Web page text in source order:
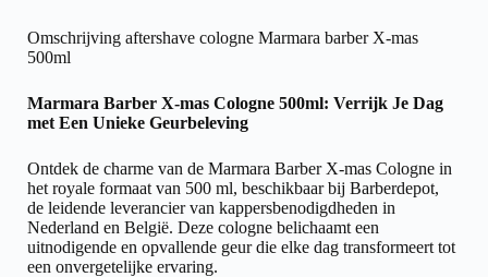
Omschrijving aftershave cologne Marmara barber X-mas
500ml
Marmara Barber X-mas Cologne 500ml: Verrijk Je Dag
met Een Unieke Geurbeleving
Ontdek de charme van de Marmara Barber X-mas Cologne in
het royale formaat van 500 ml, beschikbaar bij Barberdepot,
de leidende leverancier van kappersbenodigdheden in
Nederland en België. Deze cologne belichaamt een
uitnodigende en opvallende geur die elke dag transformeert tot
een onvergetelijke ervaring.